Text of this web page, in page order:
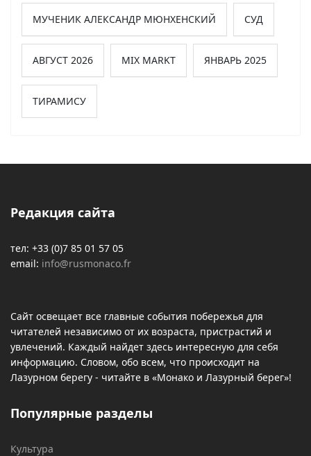
МУЧЕНИК АЛЕКСАНДР МЮНХЕНСКИЙ СУД
АВГУСТ 2026 MIX MARKT ЯНВАРЬ 2025
ТИРАМИСУ
Редакция сайта
тел: +33 (0)7 85 01 57 05
email: info@rusmonaco.fr
Сайт освещает все главные события побережья для
читателей независимо от их возраста, пристрастий и
увлечений. Каждый найдет здесь интересную для себя
информацию. Словом, обо всем, что происходит на
Лазурном берегу - читайте в «Монако и Лазурный берег»!
Популярные разделы
Культура